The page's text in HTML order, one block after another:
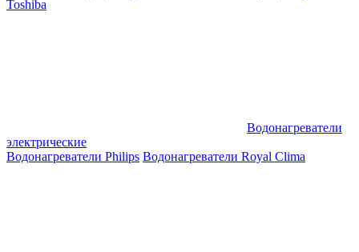
Toshiba
Водонагреватели
электрические
Водонагреватели Philips Водонагреватели Royal Clima